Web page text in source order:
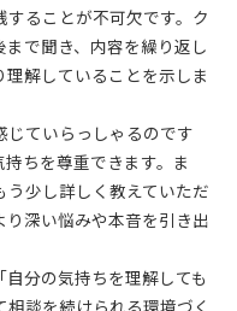
することが不可欠です。ク
で聞き、内容を繰り返し
解していることを示しま
じていらっしゃるのです
ちを尊重できます。ま
少し詳しく教えていただ
り深い悩みや本音を引き出
分の気持ちを理解しても